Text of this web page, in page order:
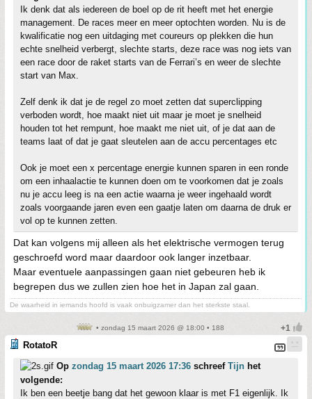
Ik denk dat als iedereen de boel op de rit heeft met het energie
management. De races meer en meer optochten worden. Nu is de
kwalificatie nog een uitdaging met coureurs op plekken die hun
echte snelheid verbergt, slechte starts, deze race was nog iets van
een race door de raket starts van de Ferrari’s en weer de slechte
start van Max.
Zelf denk ik dat je de regel zo moet zetten dat superclipping
verboden wordt, hoe maakt niet uit maar je moet je snelheid
houden tot het rempunt, hoe maakt me niet uit, of je dat aan de
teams laat of dat je gaat sleutelen aan de accu percentages etc
Ook je moet een x percentage energie kunnen sparen in een ronde
om een inhaalactie te kunnen doen om te voorkomen dat je zoals
nu je accu leeg is na een actie waarna je weer ingehaald wordt
zoals voorgaande jaren even een gaatje laten om daarna de druk er
vol op te kunnen zetten.
Dat kan volgens mij alleen als het elektrische vermogen terug
geschroefd word maar daardoor ook langer inzetbaar.
Maar eventuele aanpassingen gaan niet gebeuren heb ik
begrepen dus we zullen zien hoe het in Japan zal gaan.
De waarheid in iemands hoofd is vaak onbuigzamer dan het sterkste staal.
• zondag 15 maart 2026 @ 18:00 • 188
RotatoR
Op zondag 15 maart 2026 17:36 schreef Tijn het
volgende:
Ik ben een beetje bang dat het gewoon klaar is met F1 eigenlijk. Ik